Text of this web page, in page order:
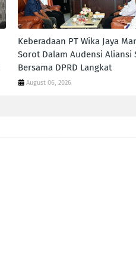
Keberadaan PT Wika Jaya
Sorot Dalam Audensi Aliansi
Bersama DPRD Langkat
August 06, 2026